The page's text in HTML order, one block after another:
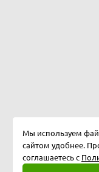
Мы используем
сайтом удобнее.
соглашаетесь с